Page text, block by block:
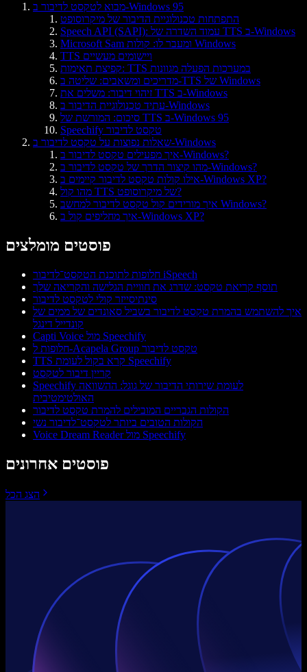
מבוא לטקסט לדיבור ב-Windows 95
התפתחות טכנולוגיית הדיבור של מיקרוסופט
Speech API (SAPI): עמוד השדרה של TTS ב-Windows
Microsoft Sam ומעבר לו: קולות Windows
TTS ויישומים מעשיים
קפיצת תאימות: TTS במערכות הפעלה מגוונות
מדריכים ומשאבים: שליטה ב-TTS של Windows
זיהוי דיבור: משלים את TTS ב-Windows
עתיד טכנולוגיית הדיבור ב-Windows
סיכום: המורשת של TTS ב-Windows 95
Speechify טקסט לדיבור
שאלות נפוצות על טקסט לדיבור ב-Windows
איך מפעילים טקסט לדיבור ב-Windows?
מהו קיצור הדרך של טקסט לדיבור ב-Windows?
אילו קולות טקסט לדיבור קיימים ב-Windows XP?
מהו קול TTS של מיקרוסופט?
איך מורידים קול טקסט לדיבור למחשב Windows?
איך מחליפים קול ב-Windows XP?
פוסטים מומלצים
חלופות לתוכנת הטקסט־לדיבור iSpeech
תוסף קריאת טקסט: שדרג את חוויית הגלישה והקריאה שלך
סינתיסייזר קולי לטקסט לדיבור
איך להשתמש בהמרת טקסט לדיבור בשביל סאונדים של ממים של
קונדייל דינגל
Capti Voice מול Speechify
חלופות ל-Acapela Group טקסט לדיבור
TTS קרא בקול לעומת Speechify
קריין דיבור לטקסט
Speechify לעומת שירותי הדיבור של גוגל: ההשוואה
האולטימטיבית
הקולות הגבריים המובילים להמרת טקסט לדיבור
הקולות הטובים ביותר לטקסט־לדיבור נשי
Voice Dream Reader מול Speechify
פוסטים אחרונים
הצג הכל